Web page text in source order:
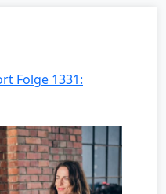
Folge 1331: